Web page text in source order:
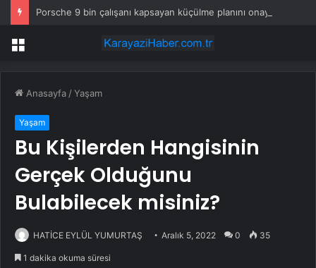
Porsche 9 bin çalışanı kapsayan küçülme planını onayladı
Menü
Anasayfa /Yaşam
Yaşam
Bu Kişilerden Hangisinin
Gerçek Olduğunu
Bulabilecek misiniz?
HATİCE EYLÜL YUMURTAŞ Aralık 5, 2022 0 35
1 dakika okuma süresi